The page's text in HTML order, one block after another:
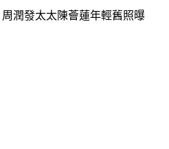
周潤發太太陳薈蓮年輕舊照曝